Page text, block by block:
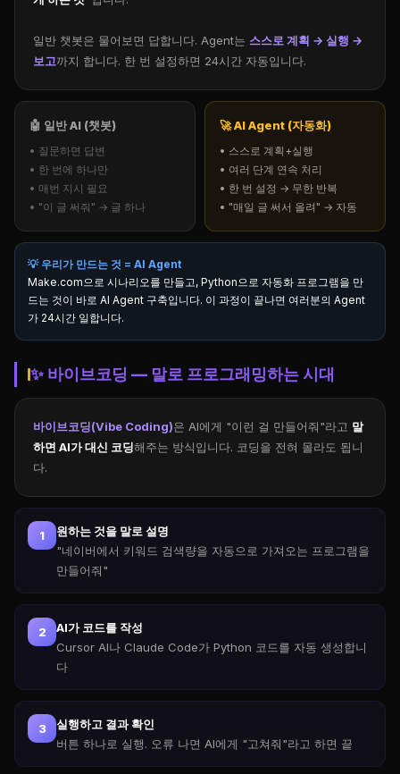
일반 챗봇은 물어보면 답합니다. Agent는 스스로 계획 → 실행 →
보고까지 합니다. 한 번 설정하면 24시간 자동입니다.
🤖 일반 AI (챗봇)
• 질문하면 답변
• 한 번에 하나만
• 매번 지시 필요
• "이 글 써줘" → 글 하나
🚀 AI Agent (자동화)
• 스스로 계획+실행
• 여러 단계 연속 처리
• 한 번 설정 → 무한 반복
• "매일 글 써서 올려" → 자동
💡 우리가 만드는 것 = AI Agent
Make.com으로 시나리오를 만들고, Python으로 자동화 프로그램을 만
드는 것이 바로 AI Agent 구축입니다. 이 과정이 끝나면 여러분의 Agent
가 24시간 일합니다.
✨ 바이브코딩 — 말로 프로그래밍하는 시대
바이브코딩(Vibe Coding)은 AI에게 "이런 걸 만들어줘"라고 말
하면 AI가 대신 코딩해주는 방식입니다. 코딩을 전혀 몰라도 됩니
다.
1
원하는 것을 말로 설명
"네이버에서 키워드 검색량을 자동으로 가져오는 프로그램을
만들어줘"
2
AI가 코드를 작성
Cursor AI나 Claude Code가 Python 코드를 자동 생성합니
다
3
실행하고 결과 확인
버튼 하나로 실행. 오류 나면 AI에게 "고쳐줘"라고 하면 끝